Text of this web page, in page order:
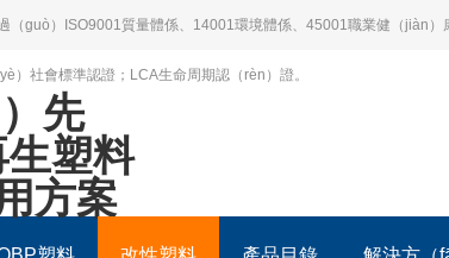
guò）ISO9001質量體係、14001環境體係、45001職業健（jiàn
社會標準認證；LCA生命周期認（rèn）證。
先
塑料
方案